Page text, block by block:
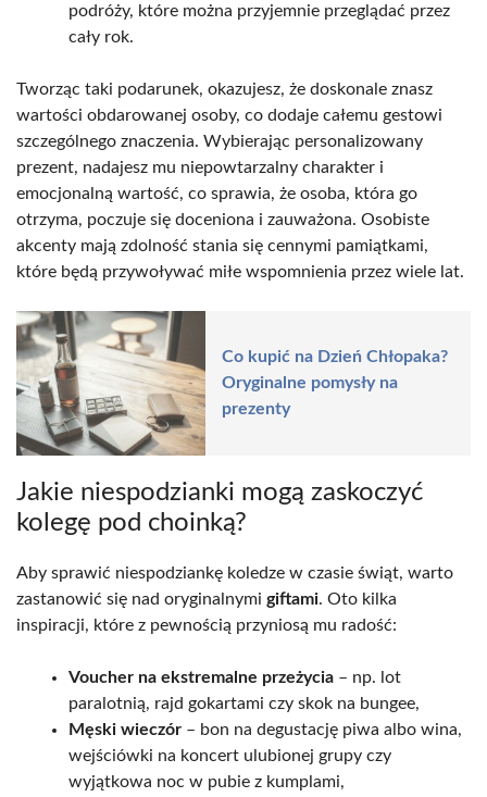
podróży, które można przyjemnie przeglądać przez
cały rok.
Tworząc taki podarunek, okazujesz, że doskonale znasz
wartości obdarowanej osoby, co dodaje całemu gestowi
szczególnego znaczenia. Wybierając personalizowany
prezent, nadajesz mu niepowtarzalny charakter i
emocjonalną wartość, co sprawia, że osoba, która go
otrzyma, poczuje się doceniona i zauważona. Osobiste
akcenty mają zdolność stania się cennymi pamiątkami,
które będą przywoływać miłe wspomnienia przez wiele lat.
Co kupić na Dzień Chłopaka?
Oryginalne pomysły na
prezenty
Jakie niespodzianki mogą zaskoczyć
kolegę pod choinką?
Aby sprawić niespodziankę koledze w czasie świąt, warto
zastanowić się nad oryginalnymi giftami. Oto kilka
inspiracji, które z pewnością przyniosą mu radość:
Voucher na ekstremalne przeżycia – np. lot
paralotnią, rajd gokartami czy skok na bungee,
Męski wieczór – bon na degustację piwa albo wina,
wejściówki na koncert ulubionej grupy czy
wyjątkowa noc w pubie z kumplami,